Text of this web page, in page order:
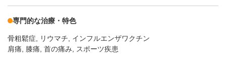
専門的な治療・特色
骨粗鬆症 リウマチ
インフルエンザワクチン
肩痛, 膝痛, 首の痛み, スポーツ疾患